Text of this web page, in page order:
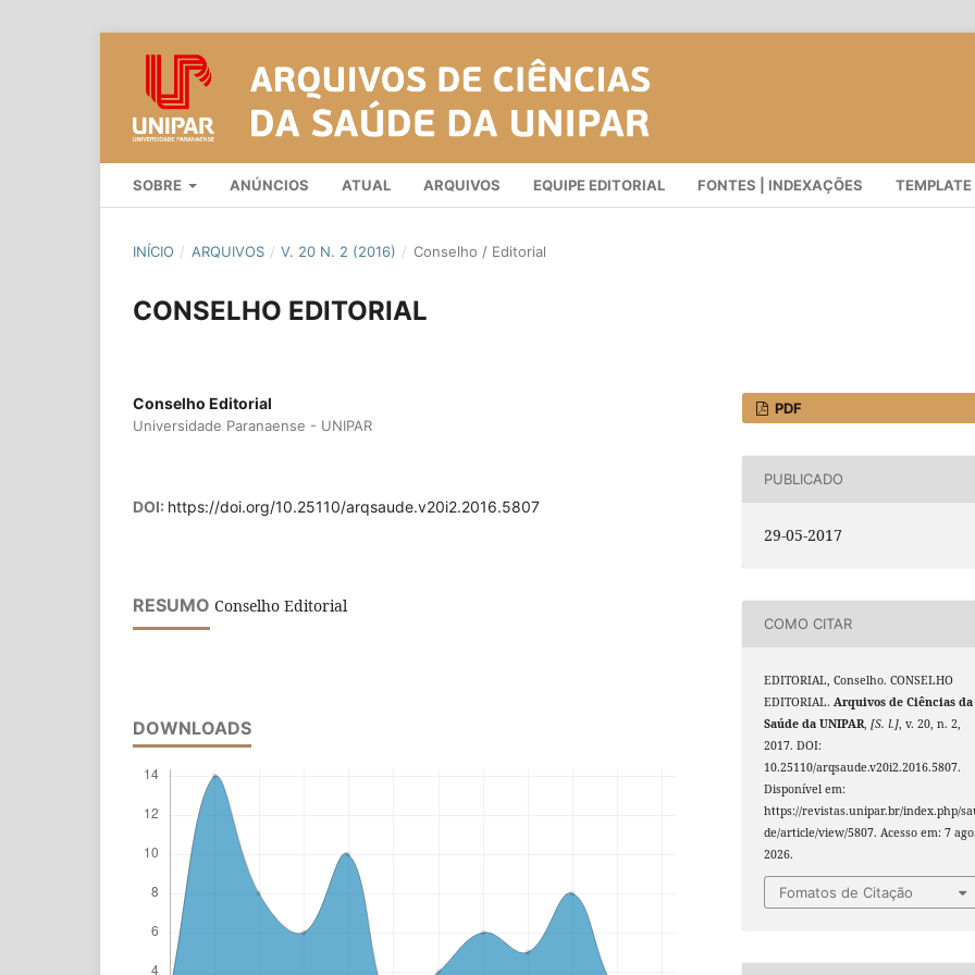
SOBRE ANÚNCIOS ATUAL ARQUIVOS EQUIPE EDITORIAL FONTES | INDEXAÇÕES TEMPLATE
INÍCIO / ARQUIVOS / V. 20 N. 2 (2016) / Conselho / Editorial
CONSELHO EDITORIAL
Conselho Editorial
Universidade Paranaense - UNIPAR
DOI: https://doi.org/10.25110/arqsaude.v20i2.2016.5807
RESUMO Conselho Editorial
DOWNLOADS
PDF
PUBLICADO
29-05-2017
COMO CITAR
EDITORIAL, Conselho. CONSELHO
EDITORIAL.Arquivos de Ciências da
Saúde da UNIPAR,[S. l.], v. 20, n. 2,
2017. DOI:
10.25110/arqsaude.v20i2.2016.5807.
Disponível em:
https://revistas.unipar.br/index.php/
de/article/view/5807. Acesso em: 7 ago.
2026.
Fomatos de Citação